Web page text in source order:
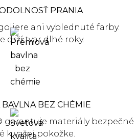
PRANIA
ani vyblednuté farby.
drží tvar dlhé roky.
BEZ CHÉMIE
garantuje materiály bezpečné
k vašej pokožke.